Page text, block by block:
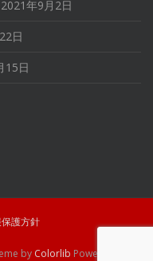
2021年9月2日
日
15日
護方針
by Colorlib Powered by